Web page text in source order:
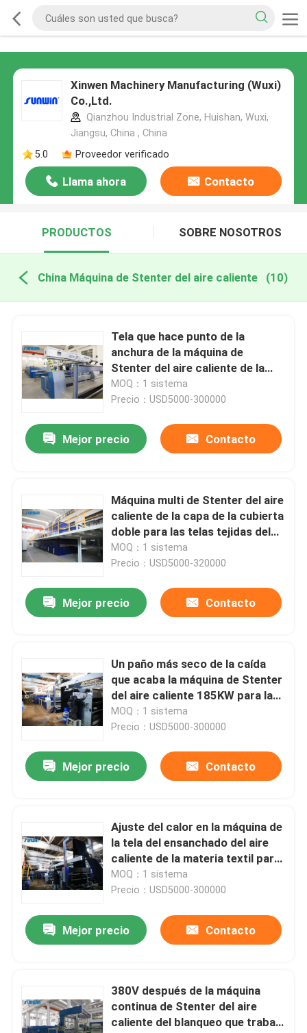
Xinwen Machinery Manufacturing (Wuxi)
Co.,Ltd.
Qianzhou Industrial Zone, Huishan, Wuxi,
Jiangsu, China , China
5.0
Proveedor verificado
Llama ahora Contacto
PRODUCTOS SOBRE NOSOTROS
China Máquina de Stenter del aire caliente (10)
Tela que hace punto de la
anchura de la máquina de
Stenter del aire caliente de la
velocidad del CE que acaba
2400m m
MOQ：1 sistema
Precio：USD5000-300000
Mejor precio Contacto
Máquina multi de Stenter del aire
caliente de la capa de la cubierta
doble para las telas tejidas del
punto
MOQ：1 sistema
Precio：USD5000-320000
Mejor precio Contacto
Un paño más seco de la caída
que acaba la máquina de Stenter
del aire caliente 185KW para las
telas tejidas
MOQ：1 sistema
Precio：USD5000-300000
Mejor precio Contacto
Ajuste del calor en la máquina de
la tela del ensanchado del aire
caliente de la materia textil para
la tela hecha punto anchura
abierta
MOQ：1 sistema
Precio：USD5000-300000
Mejor precio Contacto
380V después de la máquina
continua de Stenter del aire
caliente del blanqueo que trabaja